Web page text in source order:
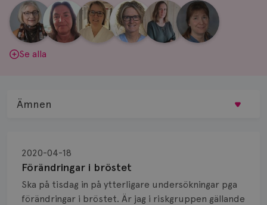
Aina
Johnsson
|
Anne
Andersson
Fredrika
Killander
|
Jeanette
Bäcklund
|
Maria
Edegran
|
Yvette
Andersson
Se alla
Förändringar i bröstet
2020-04-18
Ska på tisdag in på ytterligare undersökningar pga
förändringar i bröstet. Är jag i riskgruppen gällande
Ämnen
Biopsi
Biverkningar